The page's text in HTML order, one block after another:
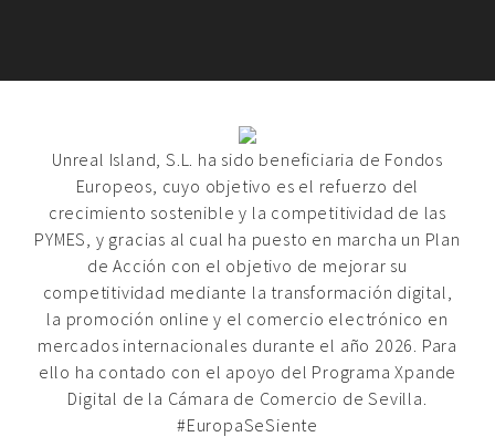
Unreal Island, S.L. ha sido beneficiaria de Fondos
Europeos, cuyo objetivo es el refuerzo del
crecimiento sostenible y la competitividad de las
PYMES, y gracias al cual ha puesto en marcha un Plan
de Acción con el objetivo de mejorar su
competitividad mediante la transformación digital,
la promoción online y el comercio electrónico en
mercados internacionales durante el año 2026. Para
ello ha contado con el apoyo del Programa Xpande
Digital de la Cámara de Comercio de Sevilla.
#EuropaSeSiente